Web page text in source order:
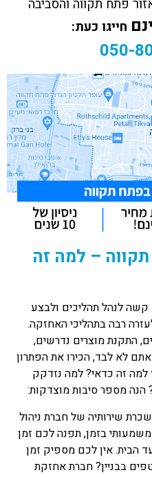
פתח תקווה והסביבה
חייגו כעת:
050-
– למה זה
של שנת 2023, מאוד קשה לנהל תהליכים ולבצע
רבה בתהליכי האחזקה.
התקנת מוצרים נדרשים,
לא לבד, הכירו את הפתרון
למה זה כדאי? למה נזדקק
הנה מספר סיבות מוצדקות:
שירותיה של חברת ניהול
בזמן, תפנה לכם זמן
הבית. אין לכם מספיק זמן
בבניין? חברת אחזקת